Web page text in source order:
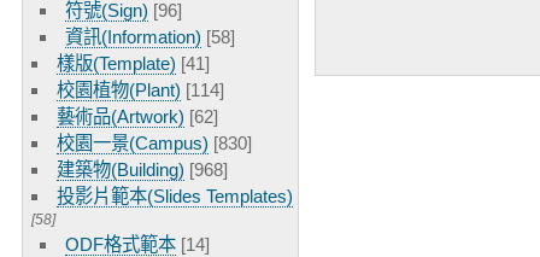
符號(Sign) [96]
資訊(Information) [58]
樣版(Template) [41]
校園植物(Plant) [114]
藝術品(Artwork) [62]
校園一景(Campus) [830]
建築物(Building) [968]
投影片範本(Slides Templates)
[58]
ODF格式範本 [14]